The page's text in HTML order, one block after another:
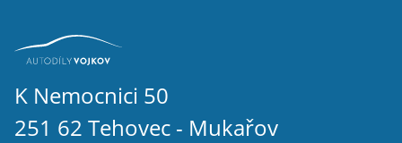
K Nemocnici 50
251 62 Tehovec - Mukařov